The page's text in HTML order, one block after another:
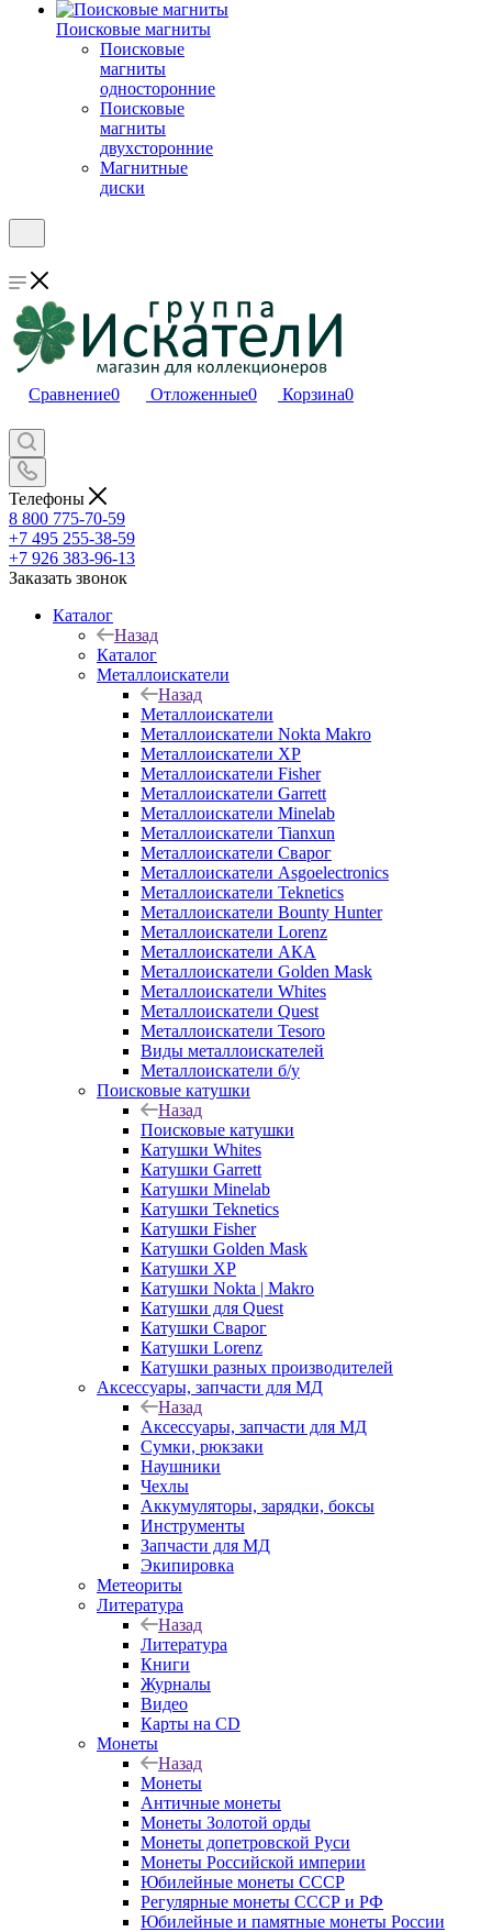
Поисковые магниты
Поисковые
магниты
односторонние
Поисковые
магниты
двухсторонние
Магнитные
диски
Сравнение0 Отложенные0 Корзина0
Телефоны
8 800 775-70-59
+7 495 255-38-59
+7 926 383-96-13
Заказать звонок
Каталог
Назад
Каталог
Металлоискатели
Назад
Металлоискатели
Металлоискатели Nokta Makro
Металлоискатели XP
Металлоискатели Fisher
Металлоискатели Garrett
Металлоискатели Minelab
Металлоискатели Tianxun
Металлоискатели Сварог
Металлоискатели Asgoelectronics
Металлоискатели Teknetics
Металлоискатели Bounty Hunter
Металлоискатели Lorenz
Металлоискатели АКА
Металлоискатели Golden Mask
Металлоискатели Whites
Металлоискатели Quest
Металлоискатели Tesoro
Виды металлоискателей
Металлоискатели б/у
Поисковые катушки
Назад
Поисковые катушки
Катушки Whites
Катушки Garrett
Катушки Minelab
Катушки Teknetics
Катушки Fisher
Катушки Golden Mask
Катушки XP
Катушки Nokta | Makro
Катушки для Quest
Катушки Сварог
Катушки Lorenz
Катушки разных производителей
Аксессуары, запчасти для МД
Назад
Аксессуары, запчасти для МД
Сумки, рюкзаки
Наушники
Чехлы
Аккумуляторы, зарядки, боксы
Инструменты
Запчасти для МД
Экипировка
Метеориты
Литература
Назад
Литература
Книги
Журналы
Видео
Карты на CD
Монеты
Назад
Монеты
Античные монеты
Монеты Золотой орды
Монеты допетровской Руси
Монеты Российской империи
Юбилейные монеты СССР
Регулярные монеты СССР и РФ
Юбилейные и памятные монеты России